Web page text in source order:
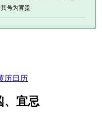
号为官贵
历日历
、宜忌